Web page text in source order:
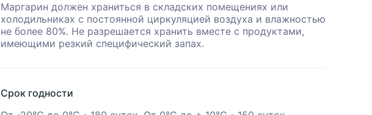
Маргарин должен храниться в складских помещениях или
холодильниках с постоянной циркуляцией воздуха и влажностью
не более 80%. Не разрешается хранить вместе с продуктами,
имеющими резкий специфический запах.
Срок годности